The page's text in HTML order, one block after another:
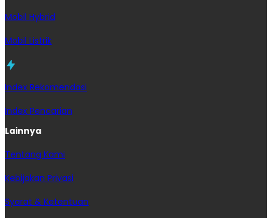
Mobil Hybrid
Mobil Listrik
Index Rekomendasi
Index Pencarian
Lainnya
Tentang Kami
Kebijakan Privasi
Syarat & Ketentuan